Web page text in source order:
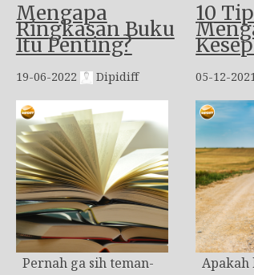
Mengapa
Ringkasan Buku
Itu Penting?
19-06-2022 Dipidiff
Pernah ga sih teman-
10
05-12-